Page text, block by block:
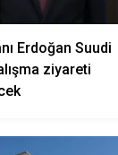
Erdoğan Suudi
ziyareti